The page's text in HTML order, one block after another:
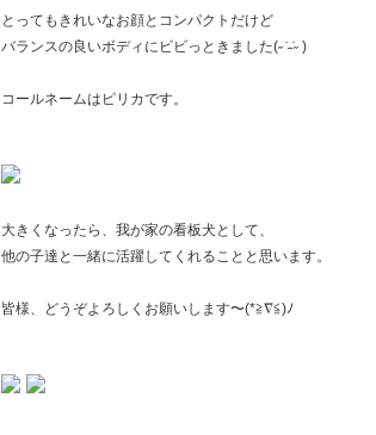
とってもきれいなお顔とコンパクトだけど
バランスの良いボディにビビっときました(˶ ̇ ̵ ̇ ˶ )
コールネームはピリカです。
大きくなったら、我が家の看板犬として、
他の子達と一緒に活躍してくれることと思います。
皆様、どうぞよろしくお願いします〜(*≧∇≦)ﾉ